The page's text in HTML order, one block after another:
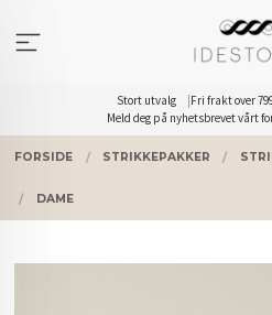
innholdet
Stort utvalg Fri frakt over
Meld deg på nyhetsbrevet vårt
FORSIDE STRIKKEPAKKER
DAME